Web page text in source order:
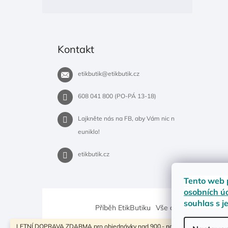
Tento web
osobních
souhlas s
LETNÍ DOPRAVA ZDARMA pro objednávky nad 900,- na pobočky Zásilkovny.
Kontakt
etikbutik@etikbutik.cz
608 041 800 (PO-PÁ 13-18)
Lajkněte nás na FB, aby Vám nic n
euniklo!
etikbutik.cz
Příběh EtikButiku Vše o nákupu